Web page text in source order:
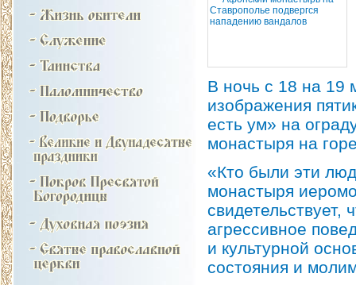
В ночь с 18 на 19
изображения
есть ум» на
монастыря на
«Кто были эти
монастыря
свидетельствует,
агрессивное
и культурной
состояния и